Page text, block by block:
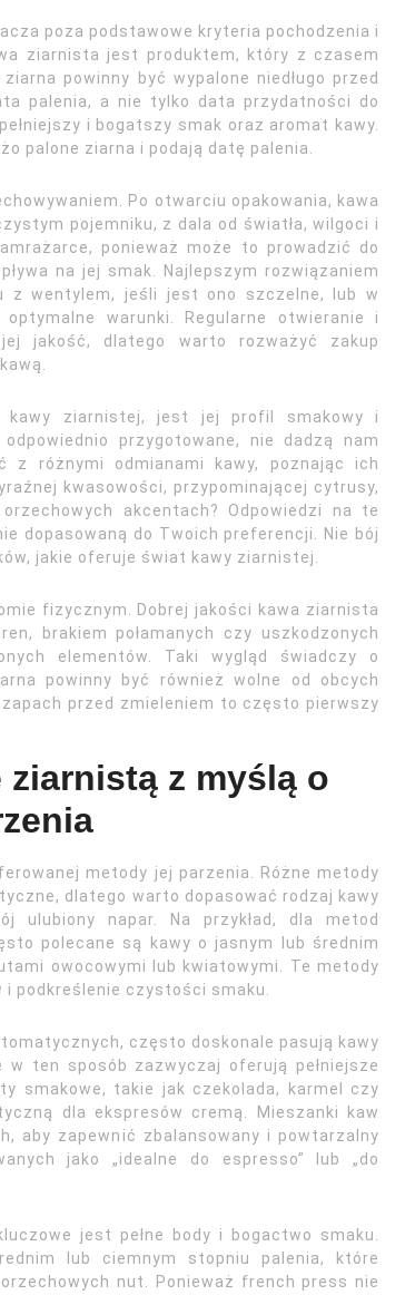
poza podstawowe kryteria pochodzenia i
ziarnista jest produktem, który z czasem
powinny być wypalone niedługo przed
palenia, a nie tylko data przydatności do
i bogatszy smak oraz aromat kawy.
palone ziarna i podają datę palenia.
Po otwarciu opakowania, kawa
pojemniku, z dala od światła, wilgoci i
ponieważ może to prowadzić do
na jej smak. Najlepszym rozwiązaniem
z wentylem, jeśli jest ono szczelne, lub w
warunki. Regularne otwieranie i
jakość, dlatego warto rozważyć zakup
kawy ziarnistej, jest jej profil smakowy i
przygotowane, nie dadzą nam
z różnymi odmianami kawy, poznając ich
kwasowości, przypominającej cytrusy,
akcentach? Odpowiedzi na te
dopasowaną do Twoich preferencji. Nie bój
jakie oferuje świat kawy ziarnistej.
fizycznym. Dobrej jakości kawa ziarnista
brakiem połamanych czy uszkodzonych
elementów. Taki wygląd świadczy o
powinny być również wolne od obcych
przed zmieleniem to często pierwszy
ziarnistą z myślą o
metody jej parzenia. Różne metody
dlatego warto dopasować rodzaj kawy
ulubiony napar. Na przykład, dla metod
polecane są kawy o jasnym lub średnim
owocowymi lub kwiatowymi. Te metody
podkreślenie czystości smaku.
często doskonale pasują kawy
ten sposób zazwyczaj oferują pełniejsze
smakowe, takie jak czekolada, karmel czy
dla ekspresów cremą. Mieszanki kaw
aby zapewnić zbalansowany i powtarzalny
jako „idealne do espresso” lub „do
jest pełne body i bogactwo smaku.
lub ciemnym stopniu palenia, które
nut. Ponieważ french press nie